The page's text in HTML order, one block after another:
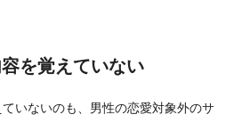
を覚えていない
いないのも、男性の恋愛対象外のサ